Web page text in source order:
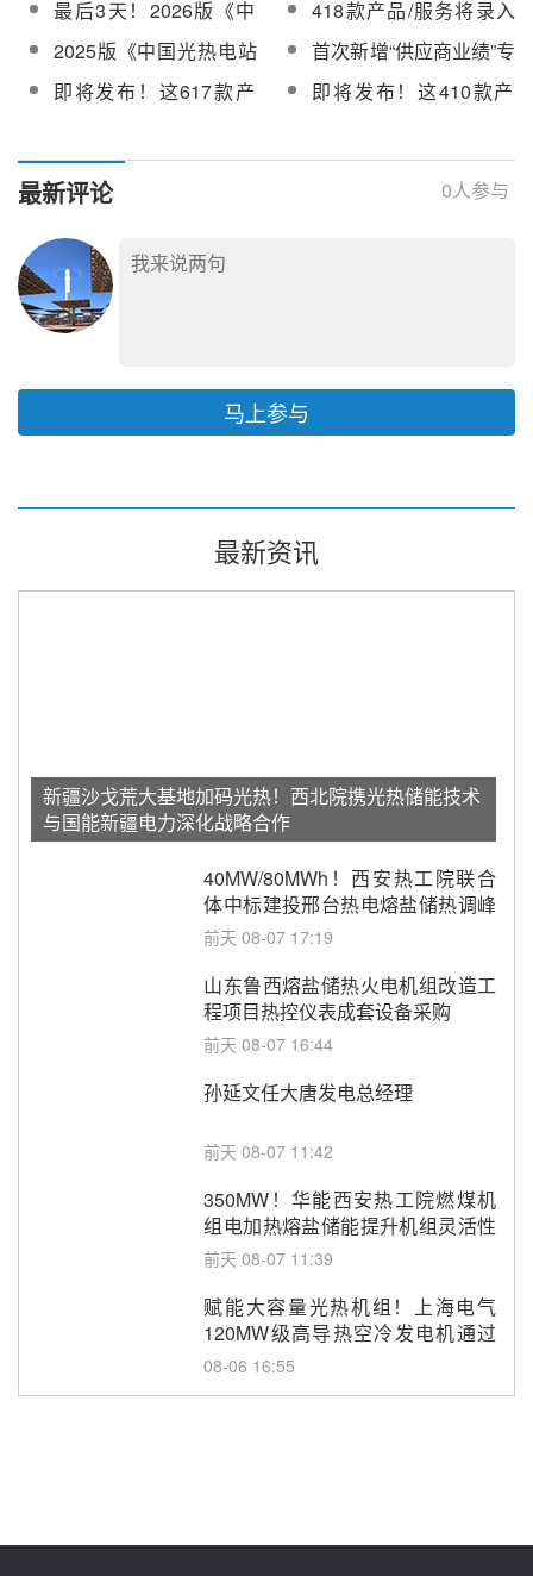
年度省级科技计划项目
申报指南的通知》
投资重大项目谋划指南
（2025年版）》
编辑
《中国光热电站开发供
应链指南》【附名录】
最后3天！2026版《中
国光热电站开发供应链
指南》即将截止录入！
418款产品/服务将录入
2026版《中国光热电站
开发供应链指南》【附
名录】
2025版《中国光热电站
开发供应链指南》启动
编辑
首次新增“供应商业绩”专
栏！2024版中国光热电
站开发供应链指南在线
即将发布！这617款产
供应链指南》
即将发布！这410款产
最新评论 0人参与
马上参与
最新资讯
新疆沙戈荒大基地加码光热！西北院携光热储能技术
与国能新疆电力深化战略合作
40MW/80MWh！西安热工院联合
体中标建投邢台热电熔盐储热调峰
调频改造EPC项目
前天 08-07 17:19
山东鲁西熔盐储热火电机组改造工
程项目热控仪表成套设备采购
前天 08-07 16:44
孙延文任大唐发电总经理
前天 08-07 11:42
350MW！华能西安热工院燃煤机
组电加热熔盐储能提升机组灵活性
改造项目初步设计第三方评审服务
前天 08-07 11:39
赋能大容量光热机组！上海电气
120MW级高导热空冷发电机通过
型式试验
08-06 16:55
100MW光工程性能试验采购